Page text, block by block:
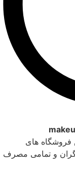
برگزیده ترین فروشگاه های
و تمامی مصرف